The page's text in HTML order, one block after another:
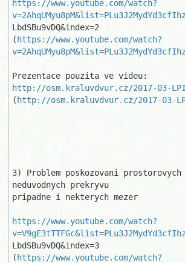
https://www.youtube.com/watch?
LbdSBu9vDQ&index=2
( https://www.youtube.com/watch?
http://osm.kraluvdvur.cz/2017-03-
( http://osm.kraluvdvur.cz/2017-03-
3) Problem poskozovani
neduvodnych prekryvu
pripadne i nekterych mezer
https://www.youtube.com/watch?
LbdSBu9vDQ&index=3
( https://www.youtube.com/watch?